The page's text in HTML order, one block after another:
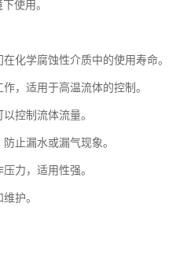
使用。
化学腐蚀性介质中的使用寿命。
，适用于高温流体的控制。
控制流体流量。
止漏水或漏气现象。
力，适用性强。
护。